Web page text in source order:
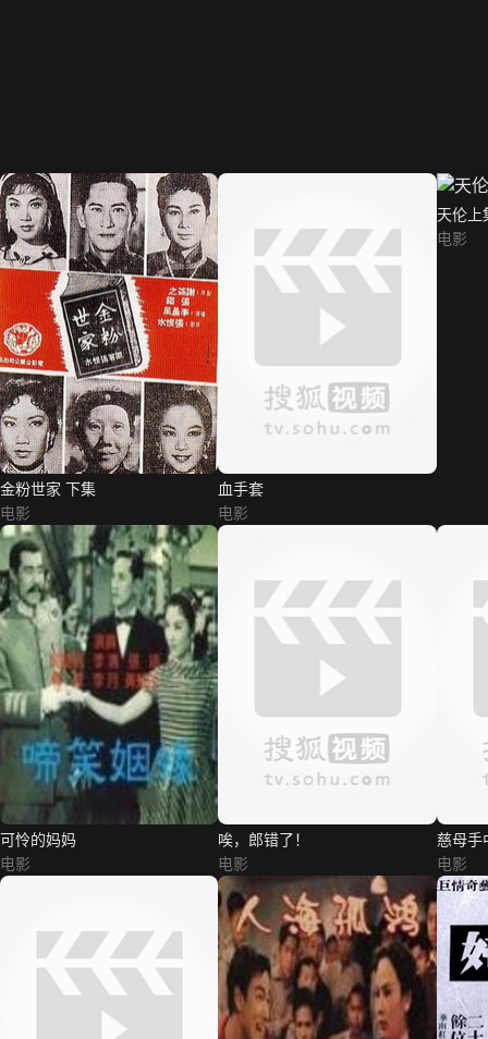
金粉世家 下集
电影
血手套
电影
天伦上
电影
可怜的妈妈
电影
唉，郎错了！
电影
慈母手
电影